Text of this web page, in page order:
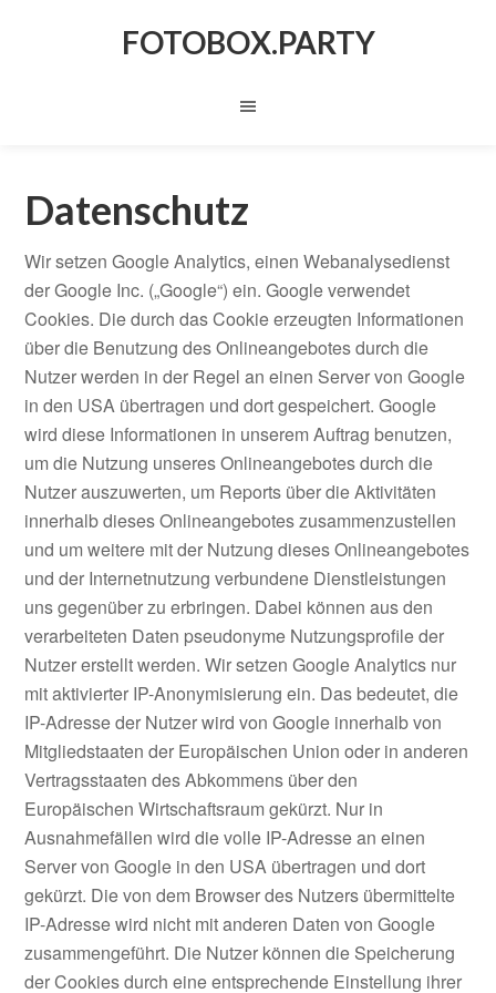
FOTOBOX.PARTY
Datenschutz
Wir setzen Google Analytics, einen Webanalysedienst
der Google Inc. („Google“) ein. Google verwendet
Cookies. Die durch das Cookie erzeugten Informationen
über die Benutzung des Onlineangebotes durch die
Nutzer werden in der Regel an einen Server von Google
in den USA übertragen und dort gespeichert. Google
wird diese Informationen in unserem Auftrag benutzen,
um die Nutzung unseres Onlineangebotes durch die
Nutzer auszuwerten, um Reports über die Aktivitäten
innerhalb dieses Onlineangebotes zusammenzustellen
und um weitere mit der Nutzung dieses Onlineangebotes
und der Internetnutzung verbundene Dienstleistungen
uns gegenüber zu erbringen. Dabei können aus den
verarbeiteten Daten pseudonyme Nutzungsprofile der
Nutzer erstellt werden. Wir setzen Google Analytics nur
mit aktivierter IP-Anonymisierung ein. Das bedeutet, die
IP-Adresse der Nutzer wird von Google innerhalb von
Mitgliedstaaten der Europäischen Union oder in anderen
Vertragsstaaten des Abkommens über den
Europäischen Wirtschaftsraum gekürzt. Nur in
Ausnahmefällen wird die volle IP-Adresse an einen
Server von Google in den USA übertragen und dort
gekürzt. Die von dem Browser des Nutzers übermittelte
IP-Adresse wird nicht mit anderen Daten von Google
zusammengeführt. Die Nutzer können die Speicherung
der Cookies durch eine entsprechende Einstellung ihrer